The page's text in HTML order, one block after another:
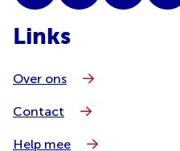
Links
Over ons
Contact
Help mee